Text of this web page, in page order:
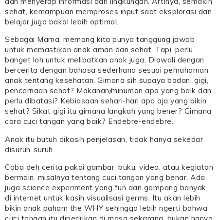
sehat, kemampuan memproses input saat eksplorasi dan
belajar juga bakal lebih optimal.
Sebagai Mama, memang kita punya tanggung jawab
untuk memastikan anak aman dan sehat. Tapi, perlu
banget loh untuk melibatkan anak juga. Diawali dengan
bercerita dengan bahasa sederhana sesuai pemahaman
anak tentang kesehatan. Gimana sih supaya badan, gigi,
pencernaan sehat? Makanan/minuman apa yang baik dan
perlu dibatasi? Kebiasaan sehari-hari apa aja yang bikin
sehat? Sikat gigi itu gimana langkah yang bener? Gimana
cara cuci tangan yang baik? Endebre-endebre.
Anak itu butuh dikasih penjelasan, tidak hanya sekedar
disuruh-suruh.
Coba deh cerita pakai gambar, buku, video, atau kegiatan
bermain, misalnya tentang cuci tangan yang benar. Ada
juga science experiment yang fun dan gampang banyak
di internet untuk kasih visualisasi germs. Itu akan lebih
bikin anak paham the WHY sehingga lebih ngerti bahwa